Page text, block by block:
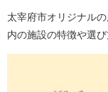
太宰府市オリジナル
内の施設の特徴や選